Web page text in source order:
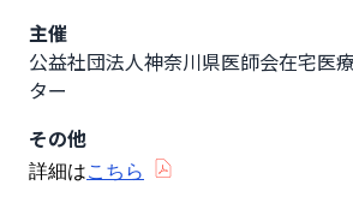
主催
公益社団法人神奈川県医師会在宅医
ター
その他
詳細はこちら